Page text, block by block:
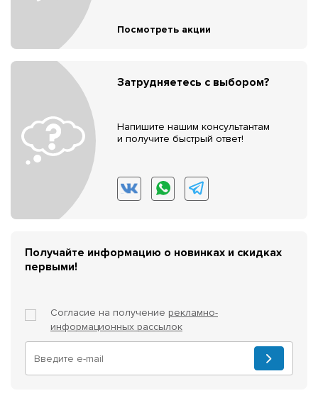
Посмотреть акции
Затрудняетесь с выбором?
Напишите нашим консультантам
и получите быстрый ответ!
Получайте информацию о новинках и скидках
первыми!
Согласие на получение рекламно-
информационных рассылок